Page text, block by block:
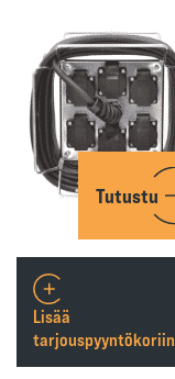
Tutustu
Lisää
tarjouspyyntökoriin